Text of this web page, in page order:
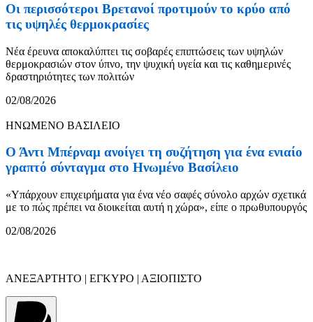
Οι περισσότεροι Βρετανοί προτιμούν το κρύο από
τις υψηλές θερμοκρασίες
Νέα έρευνα αποκαλύπτει τις σοβαρές επιπτώσεις των υψηλών
θερμοκρασιών στον ύπνο, την ψυχική υγεία και τις καθημερινές
δραστηριότητες των πολιτών
02/08/2026
ΗΝΩΜΕΝΟ ΒΑΣΙΛΕΙΟ
Ο Άντι Μπέρναμ ανοίγει τη συζήτηση για ένα ενιαίο
γραπτό σύνταγμα στο Ηνωμένο Βασίλειο
«Υπάρχουν επιχειρήματα για ένα νέο σαφές σύνολο αρχών σχετικά
με το πώς πρέπει να διοικείται αυτή η χώρα», είπε ο πρωθυπουργός
02/08/2026
ΑΝΕΞΑΡΤΗΤΟ | ΕΓΚΥΡΟ | ΑΞΙΟΠΙΣΤΟ